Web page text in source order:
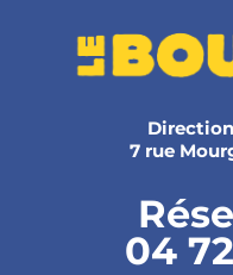
7 rue
04